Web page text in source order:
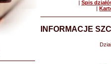
| Spis
|
INFORMACJE